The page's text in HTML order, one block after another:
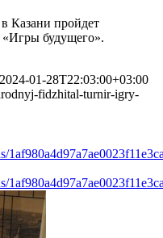
Казани пройдет
будущего».
2024-01-28T22:03:00+03:00
fidzhital-turnir-igry-